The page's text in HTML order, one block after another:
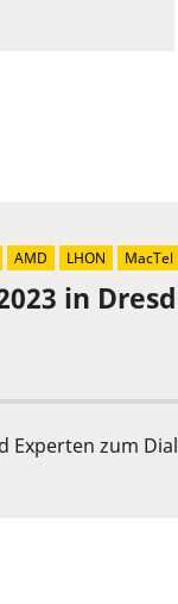
in
Experten zum
AMD LHON MacTel